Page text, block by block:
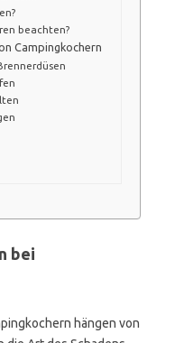
beachten?
Campingkochern
bei
hängen von